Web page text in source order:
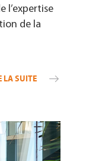
l’expertise
de la
LA SUITE